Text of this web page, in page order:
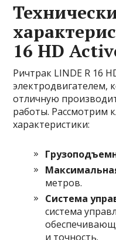
16 HD
Ричтрак LINDE R 16
электродвигателем,
отличную
работы. Рассмотрим
характеристики:
метров.
Система
система
и точность.